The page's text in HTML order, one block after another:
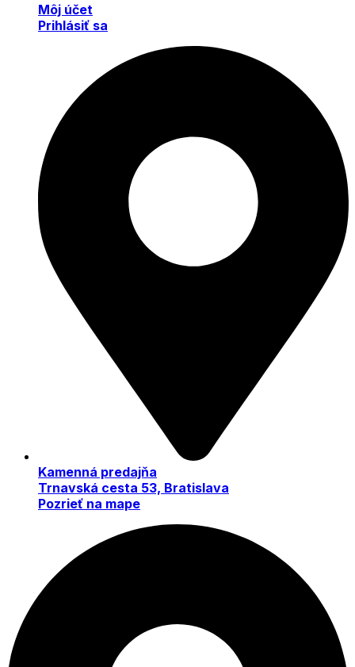
Môj účet
Prihlásiť sa
Kamenná predajňa
Trnavská cesta 53, Bratislava
Pozrieť na mape